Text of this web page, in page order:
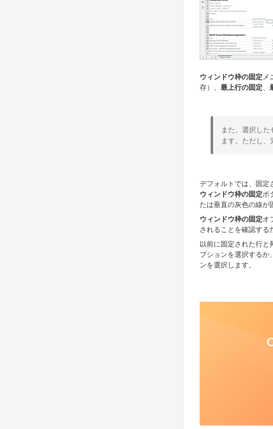
ウィンドウ枠の固定メ
存）、 最上行の固定、
また、選択した
ます。ただし、
デフォルトでは、固定
ウィンドウ枠の固定ボ
たは垂直の灰色の線が
ウィンドウ枠の固定オ
されることを確認する
以前に固定された行と
プションを選択するか
ンを選択します。